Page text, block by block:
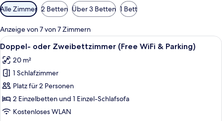
Verfügbare
Filter
für
Zimmer
Alle Zimmer 2 Betten Über 3 Betten 1 Bett
Anzeige von 7 von 7 Zimmern
Alle
Fotos
für
Doppel-
oder
Zweibettzimmer
(Free
Ein Hotelzimmer mit zwei Betten,
6
Doppel- oder Zweibettzimmer (Free WiFi & Parking)
20 m²
1 Schlafzimmer
Platz für 2 Personen
2 Einzelbetten und 1 Einzel-Schlafsofa
Kostenloses WLAN